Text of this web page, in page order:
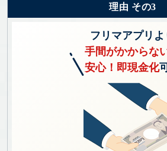
理由 その3
フリマアプリよ
手間がかからな
安心！即現金化